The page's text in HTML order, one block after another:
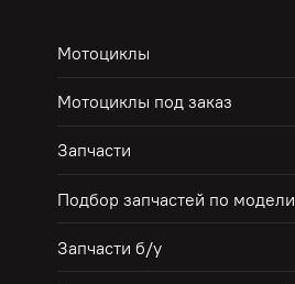
Мотоциклы
Мотоциклы под заказ
Запчасти
Подбор запчастей по модели
Запчасти б/у